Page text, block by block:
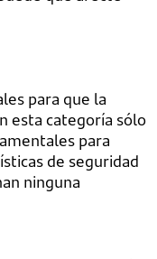
para que la
esta categoría sólo
para
de seguridad
ninguna